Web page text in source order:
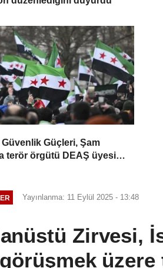
Güçleri, Şam
terör örgütü DEAŞ üyesi 2
Yayınlanma: 11 Eylül 2025 - 13:48
Zirvesi,
görüşmek